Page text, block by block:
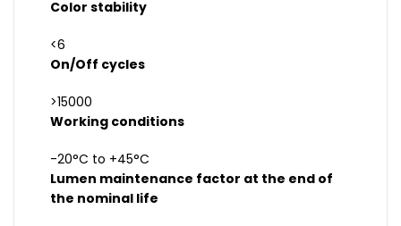
Color stability
<6
On/Off cycles
>15000
Working conditions
-20°C to +45°C
Lumen maintenance factor at the end of
the nominal life